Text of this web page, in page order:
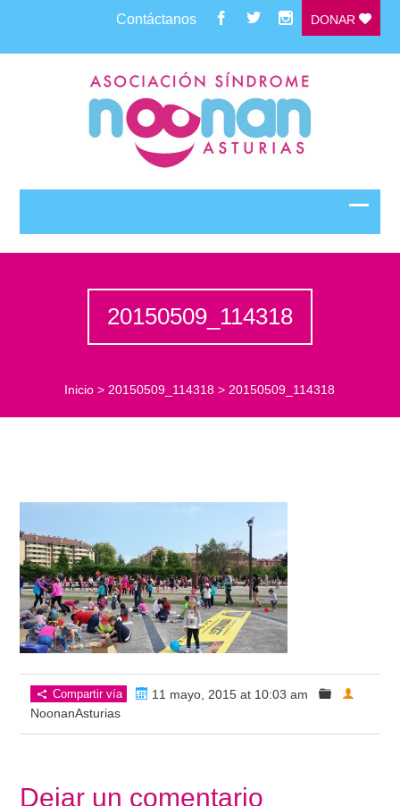
Contáctanos DONAR
20150509_114318
Inicio > 20150509_114318 > 20150509_114318
Compartir vía
11 mayo, 2015 at 10:03 am
NoonanAsturias
Dejar un comentario